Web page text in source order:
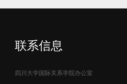
联系信息
四川大学国际关系学院办公室